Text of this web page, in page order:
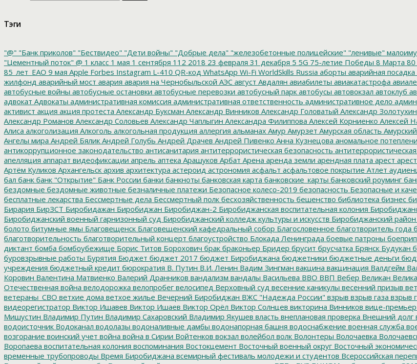
Тэги
"@" "Банк приколов" "Бествидео" "Дети войны" "Добрые дела" "железобетонные полицейские" "ленивые"
"Цементный поток" @ 1 класс 1 мая 1 сентября 112 2018 23 февраля 31 декабря 5 5G 75-летие Победы 8 Марта 80
85_лет_ЕАО 9 мая Apple Forbes Instagram L-410 QR-код WhatsApp Wi-Fi WorldSkills Russia аборты аварийная посадка
жилфонд аварийный мост авария авария на Чернобыльской АЭС август Авдалян авиабилеты авиакатастрофа
автобусные войны автобусные остановки автобусные перевозки автобусный парк автобусы автовокзал автоклуб
адвокат Адвокаты административная комиссия административная ответственность административное дело
активист акция акция протеста Александр Буксман Александр Винников Александр Головатый Александр Золотухин
Александр Романов Александр Соловьев Александр Чаплыгин Александра Филиппова Алексей Корниенко Алексей
Алиса алкоголизация Алкоголь алкогольная продукция аллергия альманах Амур Амурзет Амурская область
Ангелы мира Андрей Бялик Андрей Голубь Андрей Драчев Андрей Пивенко Анна Кузнецова аномальное
антикоррупционное законодательство антисанитария антитеррористическая безопасность
апелляция аппарат видеофиксации апрель аптека Арашуков Арбат Арена аренда земли арендная плата арест
Артём Куликов Архангельск архив архитектура астероид астрономия асфальт асфальтовое покрытие Атлет
бал банк банк "Открытие" Банк России банки банкноты банковская карта банковские_карты банковский роуминг
бездомные бездомные животные безналичные платежи Безопасное колесо-2019 безопасность Безопасные и
бесплатные лекарства Бессмертные дела Бессмертный полк бесхозяйственность бешенство библиотека бизнес
Бирария БирЗСТ Биробидажан Биробиджан Биробиджан-2 Биробиджанская воспитательная колония
Биробиджанский военный гарнизонный суд Биробиджанский колледж культуры и искусств Биробиджанский район
болото битумные ямы Благовещенск Благовещенский кафедральный собор Благословенное благотворитель года
благотворительность благотворительный концерт благоустройство Блокада Ленинграда боевые патроны
диктант бомба бомбоубежище Борис Титов Борохович брак браконьер Бридер брусит брусчатка Брянск Будукан
буровзрывные работы Бурятия Бюджет бюджет 2017 бюджет Биробиджана бюджетники бюджетные деньги
учреждения бюджетный кредит бюрократия В. Путин В.И. Ленин Вадим Зингман вакцина вакцинация Валдгейм
Коровин Валентина Матвиенко Валерий Дранников вандализм вандалы Васильева ВВО ВВП Вебер Великан
Отечественная война велодорожка велопробег велосипед Верховный суд весенние каникулы весенний призыв
ветераны_СВО ветхие дома ветхое жилье Вечерний Биробиджан ВЖС "Надежда России" взрыв взрыв газа взрыв
видеорегистратор Виктор Ишавев Виктор Ишаев Виктор Орёл Виктор Солнцев викторина Винников вице-премьер
Мишустин Владимир Путин Владимир Сахаровский Владимир Якушев власть внеплановая проверка Внешний долг
водоисточник Водоканал водолазы водоналивные дамбы водонапорная башня водоснабжение военная служба
возгорание воинский учет война война в Сирии Войтенков вокзал волейбол волк Волонтеры Волочаевка
Воропаева воспитательная колония воспоминания Востокцемент Восточный военный округ Восточный
временные трубопроводы Время Биробиджана всемирный фестиваль молодежи и студентов Всероссийская